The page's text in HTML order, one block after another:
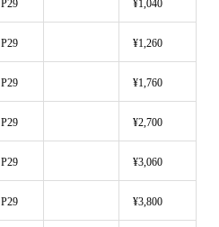
P29 ¥1,040
P29 ¥1,260
P29 ¥1,760
P29 ¥2,700
P29 ¥3,060
P29 ¥3,800